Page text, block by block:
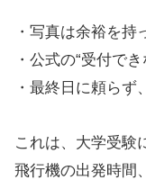
・写真は余裕を持
・公式の“受付で
・最終日に頼らず
これは、大学受験
飛行機の出発時間